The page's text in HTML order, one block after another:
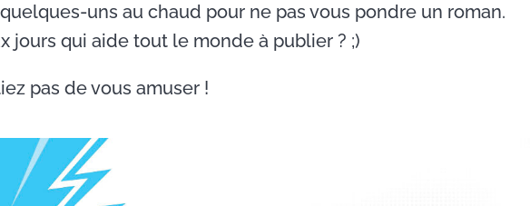
uns au chaud pour ne pas vous pondre un roman.
jours qui aide tout le monde à publier ? ;)
pas de vous amuser !